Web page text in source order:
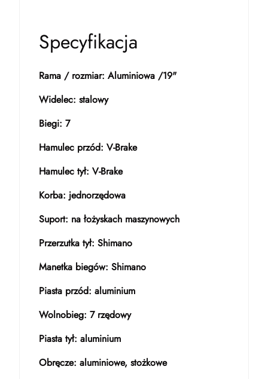
Specyfikacja
Rama / rozmiar: Aluminiowa /19"
Widelec: stalowy
Biegi: 7
Hamulec przód: V-Brake
Hamulec tył: V-Brake
Korba: jednorzędowa
Suport: na łożyskach maszynowych
Przerzutka tył: Shimano
Manetka biegów: Shimano
Piasta przód: aluminium
Wolnobieg: 7 rzędowy
Piasta tył: aluminium
Obręcze: aluminiowe, stożkowe